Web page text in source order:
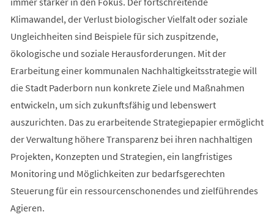
Klimawandel, der Verlust biologischer Vielfalt oder soziale
Ungleichheiten sind Beispiele für sich zuspitzende,
ökologische und soziale Herausforderungen. Mit der
Erarbeitung einer kommunalen Nachhaltigkeitsstrategie will
die Stadt Paderborn nun konkrete Ziele und Maßnahmen
entwickeln, um sich zukunftsfähig und lebenswert
auszurichten. Das zu erarbeitende Strategiepapier ermöglicht
der Verwaltung höhere Transparenz bei ihren nachhaltigen
Projekten, Konzepten und Strategien, ein langfristiges
Monitoring und Möglichkeiten zur bedarfsgerechten
Steuerung für ein ressourcenschonendes und zielführendes
Agieren.